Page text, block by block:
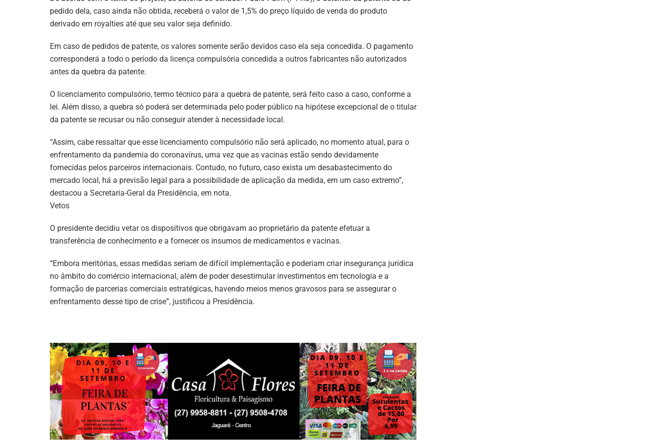
pedido dela, caso ainda não obtida, receberá o valor de 1,5% do preço líquido de venda do produto
derivado em royalties até que seu valor seja definido.
Em caso de pedidos de patente, os valores somente serão devidos caso ela seja concedida. O pagamento
corresponderá a todo o período da licença compulsória concedida a outros fabricantes não autorizados
antes da quebra da patente.
O licenciamento compulsório, termo técnico para a quebra de patente, será feito caso a caso, conforme a
lei. Além disso, a quebra só poderá ser determinada pelo poder público na hipótese excepcional de o titular
da patente se recusar ou não conseguir atender à necessidade local.
“Assim, cabe ressaltar que esse licenciamento compulsório não será aplicado, no momento atual, para o
enfrentamento da pandemia do coronavírus, uma vez que as vacinas estão sendo devidamente
fornecidas pelos parceiros internacionais. Contudo, no futuro, caso exista um desabastecimento do
mercado local, há a previsão legal para a possibilidade de aplicação da medida, em um caso extremo”,
destacou a Secretaria-Geral da Presidência, em nota.
Vetos
O presidente decidiu vetar os dispositivos que obrigavam ao proprietário da patente efetuar a
transferência de conhecimento e a fornecer os insumos de medicamentos e vacinas.
“Embora meritórias, essas medidas seriam de difícil implementação e poderiam criar insegurança jurídica
no âmbito do comércio internacional, além de poder desestimular investimentos em tecnologia e a
formação de parcerias comerciais estratégicas, havendo meios menos gravosos para se assegurar o
enfrentamento desse tipo de crise”, justificou a Presidência.